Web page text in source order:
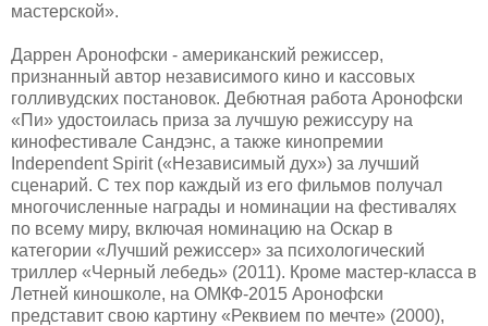
мастерской».
Даррен Аронофски - американский режиссер,
признанный автор независимого кино и кассовых
голливудских постановок. Дебютная работа Аронофски
«Пи» удостоилась приза за лучшую режиссуру на
кинофестивале Сандэнс, а также кинопремии
Independent Spirit («Независимый дух») за лучший
сценарий. С тех пор каждый из его фильмов получал
многочисленные награды и номинации на фестивалях
по всему миру, включая номинацию на Оскар в
категории «Лучший режиссер» за психологический
триллер «Черный лебедь» (2011). Кроме мастер-класса в
Летней киношколе, на ОМКФ-2015 Аронофски
представит свою картину «Реквием по мечте» (2000),